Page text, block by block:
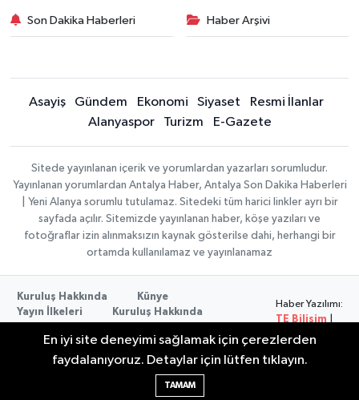
Son Dakika Haberleri Haber Arşivi
Asayiş Gündem Ekonomi Siyaset
Resmi İlanlar
Alanyaspor
Turizm E-Gazete
Sitede yayınlanan içerik ve yorumlardan yazarları sorumludur.
Yayınlanan yorumlardan Antalya Haber, Antalya Son Dakika Haberleri
| Yeni Alanya sorumlu tutulamaz. Sitedeki tüm harici linkler ayrı bir
sayfada açılır. Sitemizde yayınlanan haber, köşe yazıları ve
fotoğraflar izin alınmaksızın kaynak gösterilse dahi, herhangi bir
ortamda kullanılamaz ve yayınlanamaz
Kuruluş Hakkında
Künye
Yayın İlkeleri
Kuruluş Hakkında
Kullanım Şartları
Haber Yazılımı:
TE Bilişim
Copyright ©
En iyi site deneyimi sağlamak için çerezlerden
faydalanıyoruz. Detaylar için lütfen tıklayın.
TAMAM